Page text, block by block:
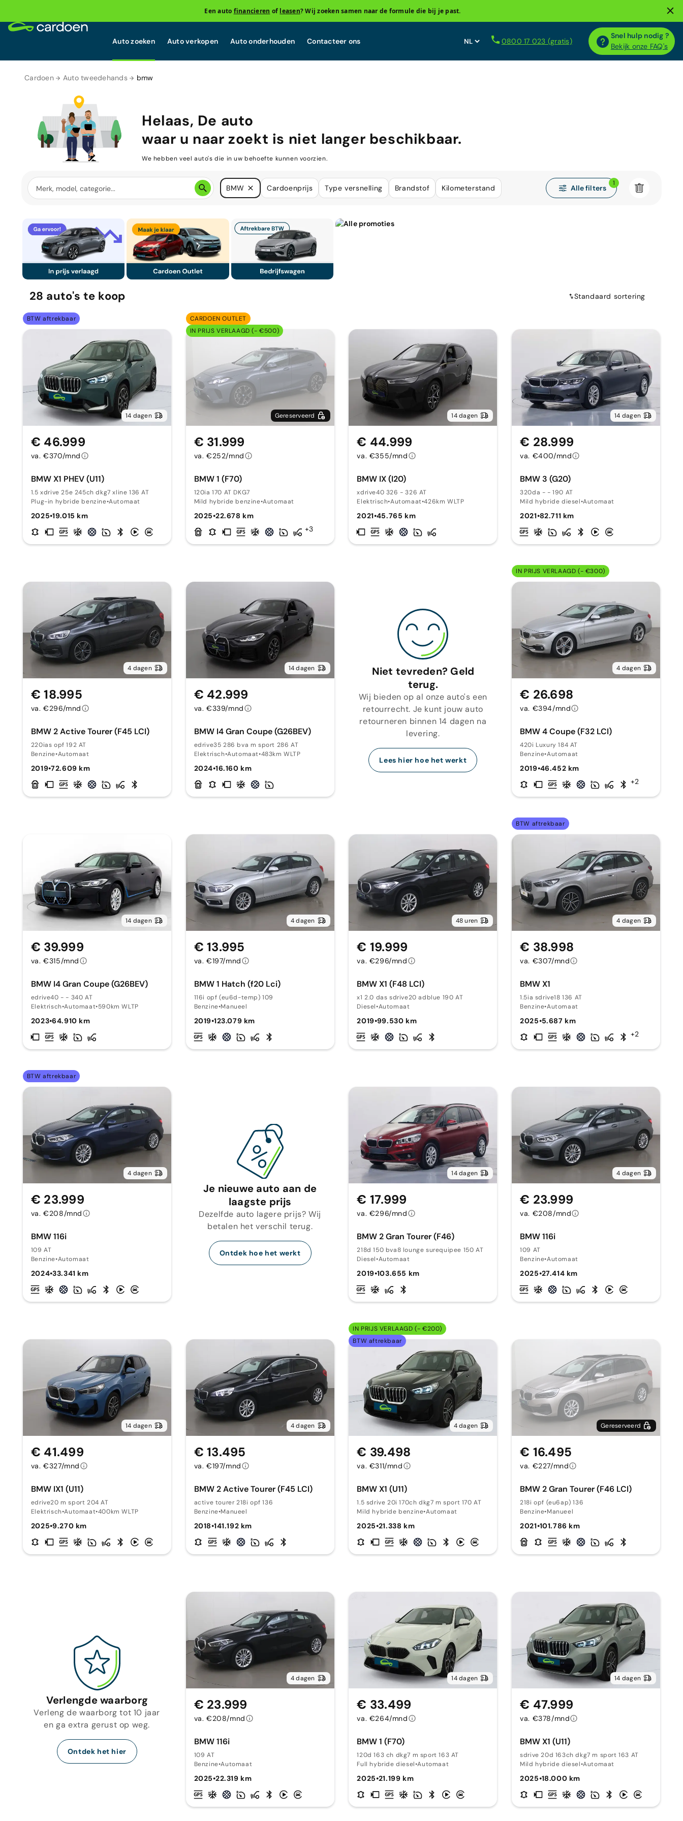
Een auto financieren of leasen? Wij zoeken samen naar de formule die bij je past.
Auto zoeken Auto verkopen Auto onderhouden Contacteer ons 0800 17 023 (gratis)
Snel hulp nodig ?
Bekijk onze FAQ's
Cardoen Auto tweedehands bmw
Helaas, De auto
waar u naar zoekt is niet langer beschikbaar.
We hebben veel auto's die in uw behoefte kunnen voorzien.
BMW Cardoenprijs Type versnelling Brandstof Kilometerstand Alle filters
1
28 auto'ste koop Standaard sortering
BTW aftrekbaar
14 dagen
BMW X1 PHEV (U11)
1.5 xdrive 25e 245ch dkg7 xline 136 AT
Plug-in hybride benzine•Automaat
2025•19.015 km
€ 46.999
va. €370/mnd
CARDOEN OUTLET
IN PRIJS VERLAAGD (- €500)
Gereserveerd
BMW 1 (F70)
120ia 170 AT DKG7
Mild hybride benzine•Automaat
2025•22.678 km
+3
€ 31.999
va. €252/mnd
14 dagen
BMW IX (I20)
xdrive40 326 - 326 AT
Elektrisch•Automaat•426km WLTP
2021•45.765 km
€ 44.999
va. €355/mnd
14 dagen
BMW 3 (G20)
320da - - 190 AT
Mild hybride diesel•Automaat
2021•82.711 km
€ 28.999
va. €400/mnd
4 dagen
BMW 2 Active Tourer (F45 LCI)
220ias opf 192 AT
Benzine•Automaat
2019•72.609 km
€ 18.995
va. €296/mnd
14 dagen
BMW I4 Gran Coupe (G26BEV)
edrive35 286 bva m sport 286 AT
Elektrisch•Automaat•483km WLTP
2024•16.160 km
€ 42.999
va. €339/mnd
Niet tevreden? Geld
terug.
Wij bieden op al onze auto's een
retourrecht. Je kunt jouw auto
retourneren binnen 14 dagen na
levering.
Lees hier hoe het werkt
IN PRIJS VERLAAGD (- €300)
4 dagen
BMW 4 Coupe (F32 LCI)
420i Luxury 184 AT
Benzine•Automaat
2019•46.452 km
+2
€ 26.698
va. €394/mnd
14 dagen
BMW I4 Gran Coupe (G26BEV)
edrive40 - - 340 AT
Elektrisch•Automaat•590km WLTP
2023•64.910 km
€ 39.999
va. €315/mnd
4 dagen
BMW 1 Hatch (f20 Lci)
116i opf (eu6d-temp) 109
Benzine•Manueel
2019•123.079 km
€ 13.995
va. €197/mnd
48 uren
BMW X1 (F48 LCI)
x1 2.0 das sdrive20 adblue 190 AT
Diesel•Automaat
2019•99.530 km
€ 19.999
va. €296/mnd
BTW aftrekbaar
4 dagen
BMW X1
1.5ia sdrive18 136 AT
Benzine•Automaat
2025•5.687 km
+2
€ 38.998
va. €307/mnd
BTW aftrekbaar
4 dagen
BMW 116i
109 AT
Benzine•Automaat
2024•33.341 km
€ 23.999
va. €208/mnd
Je nieuwe auto aan de
laagste prijs
Dezelfde auto lagere prijs? Wij
betalen het verschil terug.
Ontdek hoe het werkt
14 dagen
BMW 2 Gran Tourer (F46)
218d 150 bva8 lounge surequipee 150 AT
Diesel•Automaat
2019•103.655 km
€ 17.999
va. €296/mnd
4 dagen
BMW 116i
109 AT
Benzine•Automaat
2025•27.414 km
€ 23.999
va. €208/mnd
14 dagen
BMW IX1 (U11)
edrive20 m sport 204 AT
Elektrisch•Automaat•400km WLTP
2025•9.270 km
€ 41.499
va. €327/mnd
4 dagen
BMW 2 Active Tourer (F45 LCI)
active tourer 218i opf 136
Benzine•Manueel
2018•141.192 km
€ 13.495
va. €197/mnd
IN PRIJS VERLAAGD (- €200)
BTW aftrekbaar
4 dagen
BMW X1 (U11)
1.5 sdrive 20i 170ch dkg7 m sport 170 AT
Mild hybride benzine•Automaat
2025•21.338 km
€ 39.498
va. €311/mnd
Gereserveerd
BMW 2 Gran Tourer (F46 LCI)
218i opf (eu6ap) 136
Benzine•Manueel
2021•101.786 km
€ 16.495
va. €227/mnd
Verlengde waarborg
Verleng de waarborg tot 10 jaar
en ga extra gerust op weg.
Ontdek het hier
4 dagen
BMW 116i
109 AT
Benzine•Automaat
2025•22.319 km
€ 23.999
va. €208/mnd
14 dagen
BMW 1 (F70)
120d 163 ch dkg7 m sport 163 AT
Full hybride diesel•Automaat
2025•21.199 km
€ 33.499
va. €264/mnd
14 dagen
BMW X1 (U11)
sdrive 20d 163ch dkg7 m sport 163 AT
Mild hybride diesel•Automaat
2025•18.000 km
€ 47.999
va. €378/mnd